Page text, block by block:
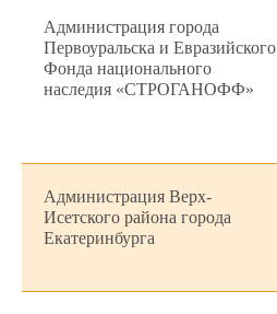
Администрация города
Первоуральска и Евразийского
Фонда национального
наследия «СТРОГАНОФФ»
Администрация Верх-
Исетского района города
Екатеринбурга